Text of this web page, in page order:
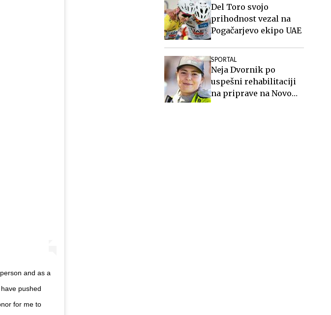
and as a
pushed
for me to
Del Toro svojo
prihodnost vezal na
Pogačarjevo ekipo UAE
SPORTAL
Neja Dvornik po
uspešni rehabilitaciji
na priprave na Novo